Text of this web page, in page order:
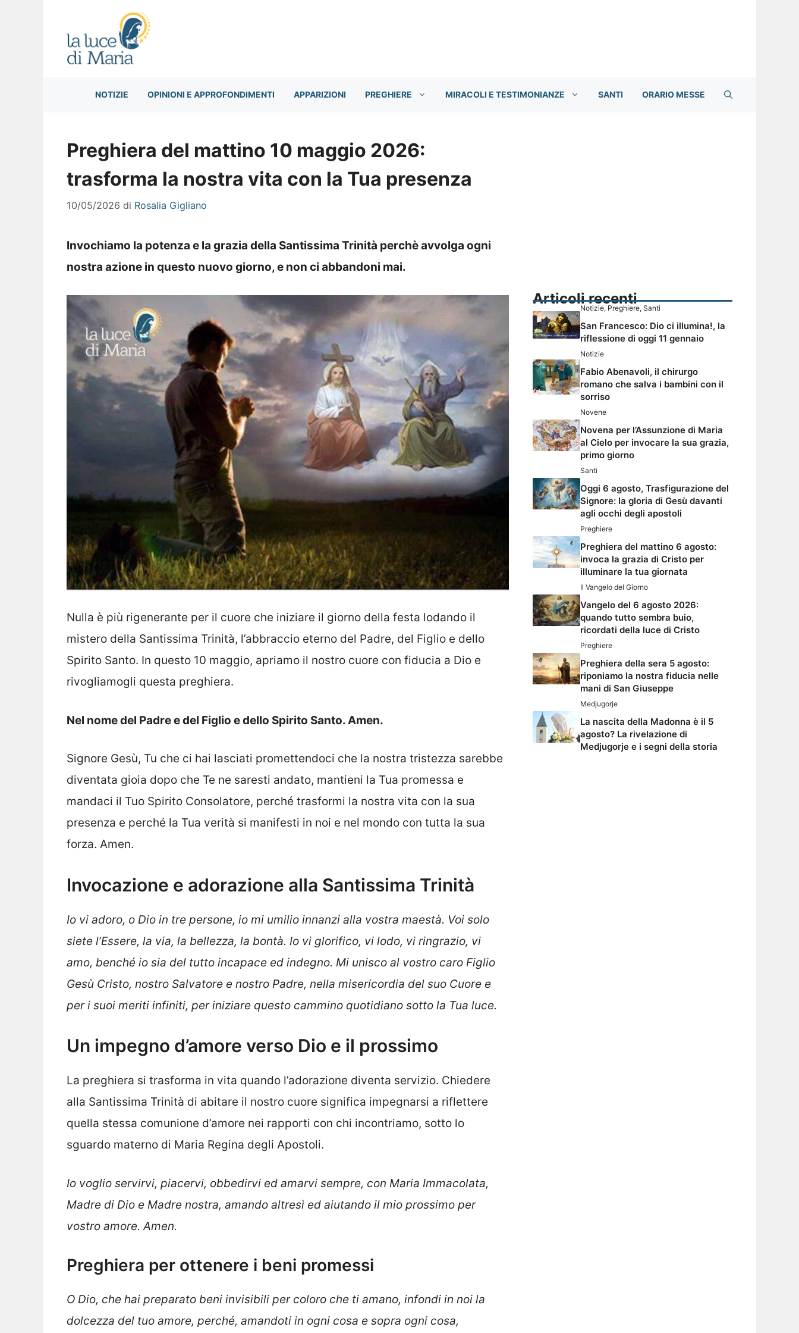
NOTIZIE OPINIONI E APPROFONDIMENTI APPARIZIONI PREGHIERE MIRACOLI E TESTIMONIANZE SANTI ORARIO MESSE
Preghiera del mattino 10 maggio 2026:
trasforma la nostra vita con la Tua presenza
10/05/2026 di Rosalia Gigliano
Invochiamo la potenza e la grazia della Santissima Trinità perchè avvolga ogni
nostra azione in questo nuovo giorno, e non ci abbandoni mai.
Nulla è più rigenerante per il cuore che iniziare il giorno della festa lodando il
mistero della Santissima Trinità, l’abbraccio eterno del Padre, del Figlio e dello
Spirito Santo. In questo 10 maggio, apriamo il nostro cuore con fiducia a Dio e
rivogliamogli questa preghiera.
Nel nome del Padre e del Figlio e dello Spirito Santo. Amen.
Signore Gesù, Tu che ci hai lasciati promettendoci che la nostra tristezza sarebbe
diventata gioia dopo che Te ne saresti andato, mantieni la Tua promessa e
mandaci il Tuo Spirito Consolatore, perché trasformi la nostra vita con la sua
presenza e perché la Tua verità si manifesti in noi e nel mondo con tutta la sua
forza. Amen.
Invocazione e adorazione alla Santissima Trinità
Io vi adoro, o Dio in tre persone, io mi umilio innanzi alla vostra maestà. Voi solo
siete l’Essere, la via, la bellezza, la bontà. Io vi glorifico, vi lodo, vi ringrazio, vi
amo, benché io sia del tutto incapace ed indegno. Mi unisco al vostro caro Figlio
Gesù Cristo, nostro Salvatore e nostro Padre, nella misericordia del suo Cuore e
per i suoi meriti infiniti, per iniziare questo cammino quotidiano sotto la Tua luce.
Un impegno d’amore verso Dio e il prossimo
La preghiera si trasforma in vita quando l’adorazione diventa servizio. Chiedere
alla Santissima Trinità di abitare il nostro cuore significa impegnarsi a riflettere
quella stessa comunione d’amore nei rapporti con chi incontriamo, sotto lo
sguardo materno di Maria Regina degli Apostoli.
Io voglio servirvi, piacervi, obbedirvi ed amarvi sempre, con Maria Immacolata,
Madre di Dio e Madre nostra, amando altresì ed aiutando il mio prossimo per
vostro amore. Amen.
Preghiera per ottenere i beni promessi
O Dio, che hai preparato beni invisibili per coloro che ti amano, infondi in noi la
dolcezza del tuo amore, perché, amandoti in ogni cosa e sopra ogni cosa,
Articoli recenti
Notizie, Preghiere, Santi
San Francesco: Dio ci illumina!, la
riflessione di oggi 11 gennaio
Notizie
Fabio Abenavoli, il chirurgo
romano che salva i bambini con il
sorriso
Novene
Novena per l’Assunzione di Maria
al Cielo per invocare la sua grazia,
primo giorno
Santi
Oggi 6 agosto, Trasfigurazione del
Signore: la gloria di Gesù davanti
agli occhi degli apostoli
Preghiere
Preghiera del mattino 6 agosto:
invoca la grazia di Cristo per
illuminare la tua giornata
Il Vangelo del Giorno
Vangelo del 6 agosto 2026:
quando tutto sembra buio,
ricordati della luce di Cristo
Preghiere
Preghiera della sera 5 agosto:
riponiamo la nostra fiducia nelle
mani di San Giuseppe
Medjugorje
La nascita della Madonna è il 5
agosto? La rivelazione di
Medjugorje e i segni della storia